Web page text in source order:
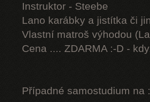
Instruktor - Steebe
Lano karábky a jistítka či
Vlastní matroš výhodou
Cena .... ZDARMA :-D -
Případné samostudium na :